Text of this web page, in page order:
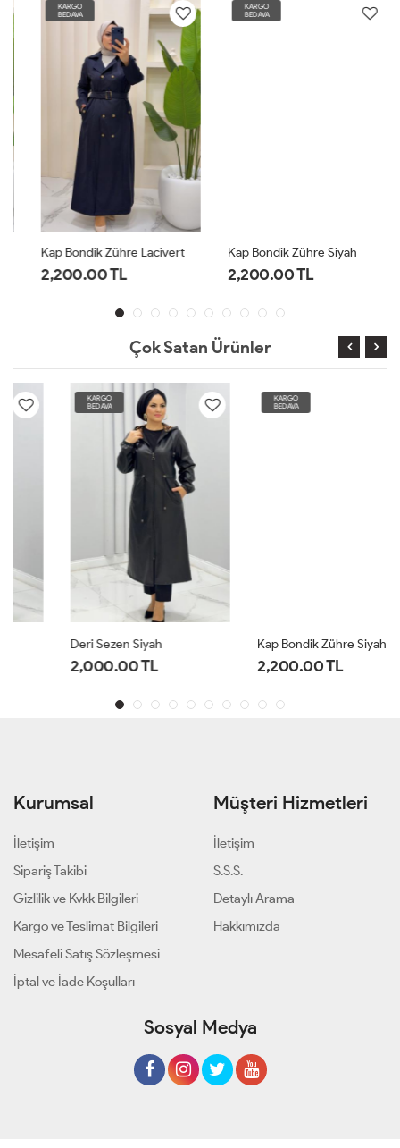
KARGO
BEDAVA
Kap Bondik Zühre Lacivert
2,200.00 TL
KARGO
BEDAVA
Kap Bondik Zühre Siyah
2,200.00 TL
Çok Satan Ürünler
Deri Sezen Siyah
2,000.00 TL
Kap Bondik Zühre Siyah
2,200.00 TL
Kurumsal
İletişim
Sipariş Takibi
Gizlilik ve Kvkk Bilgileri
Kargo ve Teslimat Bilgileri
Mesafeli Satış Sözleşmesi
İptal ve İade Koşulları
Müşteri Hizmetleri
İletişim
S.S.S.
Detaylı Arama
Hakkımızda
Sosyal Medya